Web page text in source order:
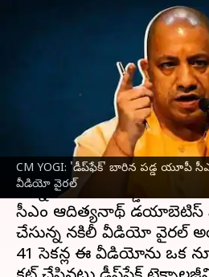
CM YOGI: 'డీప్‌ఫేక్' బారిన పడ్డ యూపీ
వీడియో వైరల్
CM YOGI: 'డీప్‌ఫేక్'
యూపీ సీఎం యోగి
వీడియో వైరల్
Mar 11, 2024 11:48 am
ఈ వార్తాకథనం ఏంటి
ఉత్తర్‌ప్రదేశ్ముఖ్యమంత్రియోగి
టెక్నాలజీ బారిన పడ్డారు.
సీఎం ఆదిత్యనాథ్ డయాబెటిస్
చేస్తున్న నకిలీ వీడియో వైరల్
41 సెకన్ల ఈ వీడియోను ఒక